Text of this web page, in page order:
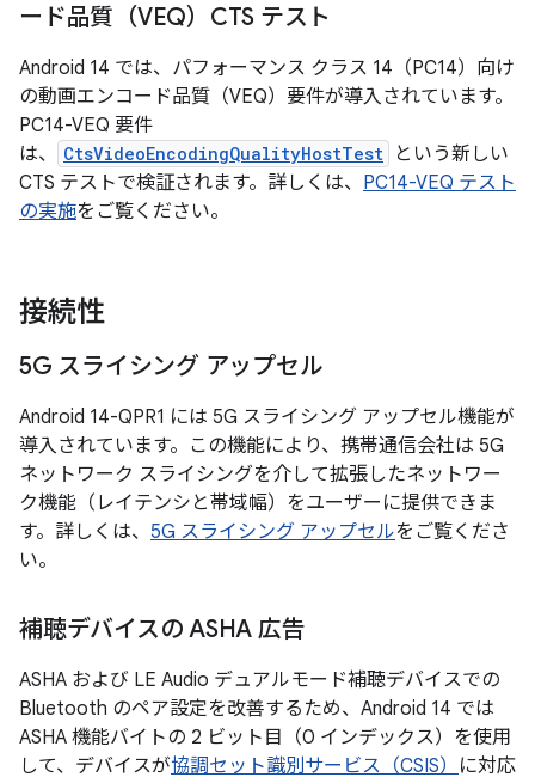
ード品質（VEQ）CTS テスト
Android 14 では、パフォーマンス クラス 14（PC14）向け
の動画エンコード品質（VEQ）要件が導入されています。
PC14-VEQ 要件
は、
CtsVideoEncodingQualityHostTest
という新しい
CTS テストで検証されます。詳しくは、 PC14-VEQ テスト
の実施をご覧ください。
接続性
5G スライシング アップセル
Android 14-QPR1 には 5G スライシング アップセル機能が
導入されています。この機能により、携帯通信会社は 5G
ネットワーク スライシングを介して拡張したネットワー
ク機能（レイテンシと帯域幅）をユーザーに提供できま
す。詳しくは、 5G スライシング アップセルをご覧くださ
い。
補聴デバイスの ASHA 広告
ASHA および LE Audio デュアルモード補聴デバイスでの
Bluetooth のペア設定を改善するため、Android 14 では
ASHA 機能バイトの 2 ビット目（0 インデックス）を使用
して、デバイスが協調セット識別サービス（CSIS） に対応